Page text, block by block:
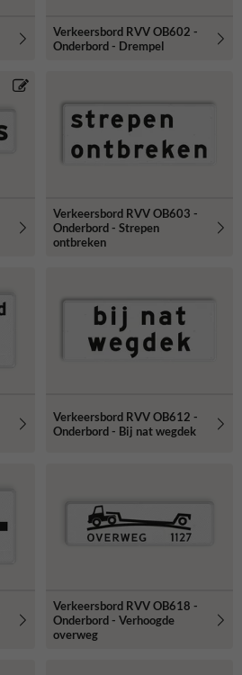
Verkeersbord RVV OB602 -
Onderbord - Drempel
Verkeersbord RVV OB603 -
Onderbord - Strepen
ontbreken
Verkeersbord RVV OB612 -
Onderbord - Bij nat wegdek
Verkeersbord RVV OB618 -
Onderbord - Verhoogde
overweg